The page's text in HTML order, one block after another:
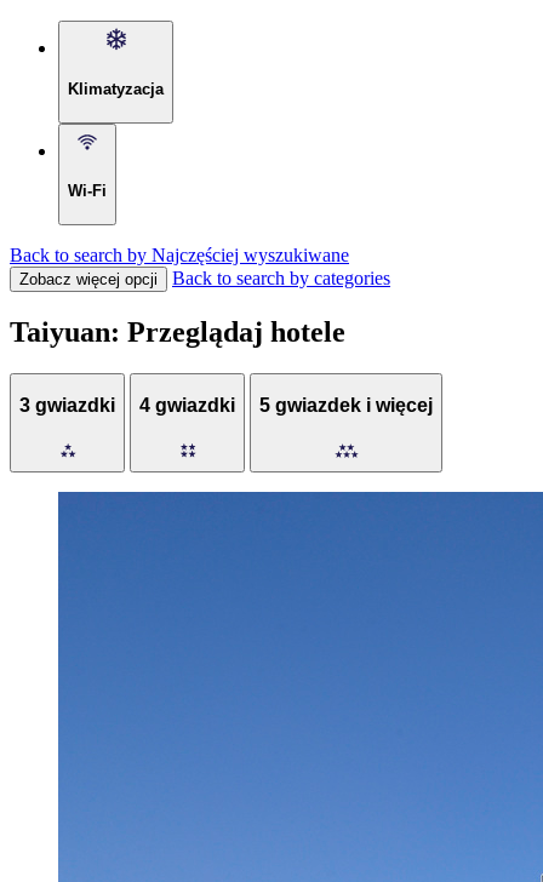
Klimatyzacja
Wi-Fi
Back to search by Najczęściej wyszukiwane
Zobacz więcej opcji Back to search by categories
Taiyuan: Przeglądaj hotele
3 gwiazdki 4 gwiazdki 5 gwiazdek i więcej